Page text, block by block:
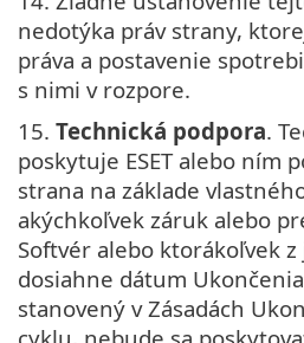
nedotýka práv strany,
práva a postavenie
s nimi v rozpore.
15. Technická podpora.
poskytuje ESET alebo ním
strana na základe
akýchkoľvek záruk alebo
Softvér alebo ktorákoľvek
dosiahne dátum
stanovený v Zásadách